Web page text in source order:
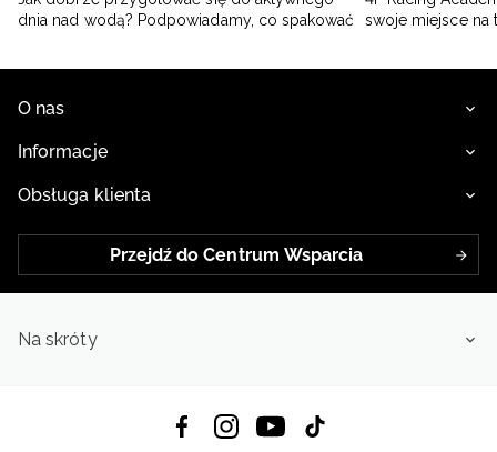
dnia nad wodą? Podpowiadamy, co spakować
swoje miejsce na
O nas
Informacje
Obsługa klienta
Przejdź do Centrum Wsparcia
Na skróty